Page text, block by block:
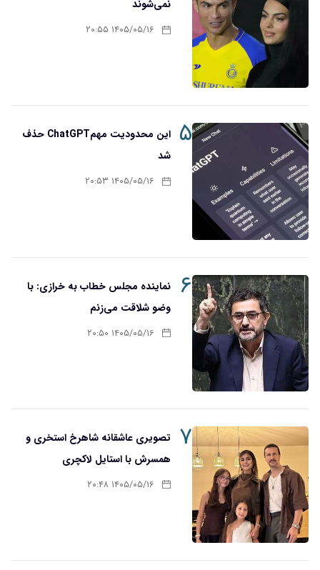
نمی‌شوند
۱۴۰۵/۰۵/۱۶ ۲۰:۵۵
۵
این محدودیت مهمChatGPT حذف
شد
۱۴۰۵/۰۵/۱۶ ۲۰:۵۳
۶
نماینده مجلس خطاب به خرازی: با
وضو شلاقت می‌زنم
۱۴۰۵/۰۵/۱۶ ۲۰:۵۰
۷
تصویری عاشقانه شاهرخ استخری و
همسرش با استایل لاکچری
۱۴۰۵/۰۵/۱۶ ۲۰:۴۸